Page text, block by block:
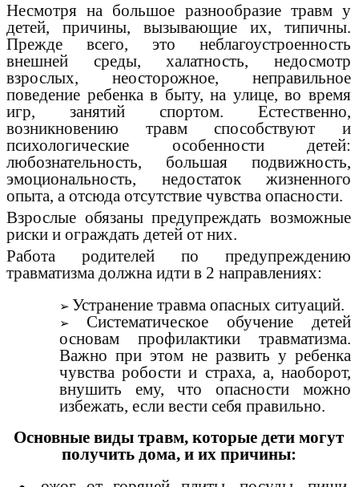
Несмотря на большое разнообразие травм у
детей, причины, вызывающие их, типичны.
Прежде всего, это неблагоустроенность
внешней среды, халатность, недосмотр
взрослых, неосторожное, неправильное
поведение ребенка в быту, на улице, во время
игр, занятий спортом. Естественно,
возникновению травм способствуют и
психологические особенности детей:
любознательность, большая подвижность,
эмоциональность, недостаток жизненного
опыта, а отсюда отсутствие чувства опасности.
Взрослые обязаны предупреждать возможные
риски и ограждать детей от них.
Работа родителей по предупреждению
травматизма должна идти в 2 направлениях:
Устранение травма опасных ситуаций.
Систематическое обучение детей
основам профилактики травматизма.
Важно при этом не развить у ребенка
чувства робости и страха, а, наоборот,
внушить ему, что опасности можно
избежать, если вести себя правильно.
Основные виды травм, которые дети могут
получить дома, и их причины: